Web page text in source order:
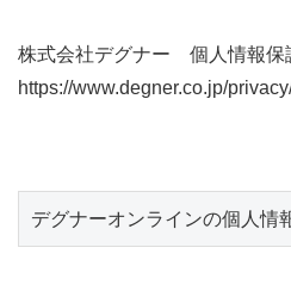
株式会社デグナー 個人情報保
https://www.degner.co.jp/
デグナーオンラインの個人情